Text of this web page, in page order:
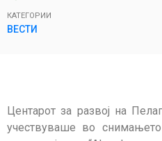
КАТЕГОРИИ
ВЕСТИ
Центарот за развој на
учествуваше во